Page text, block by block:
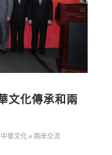
文化傳承和兩
華文化# 兩岸交流